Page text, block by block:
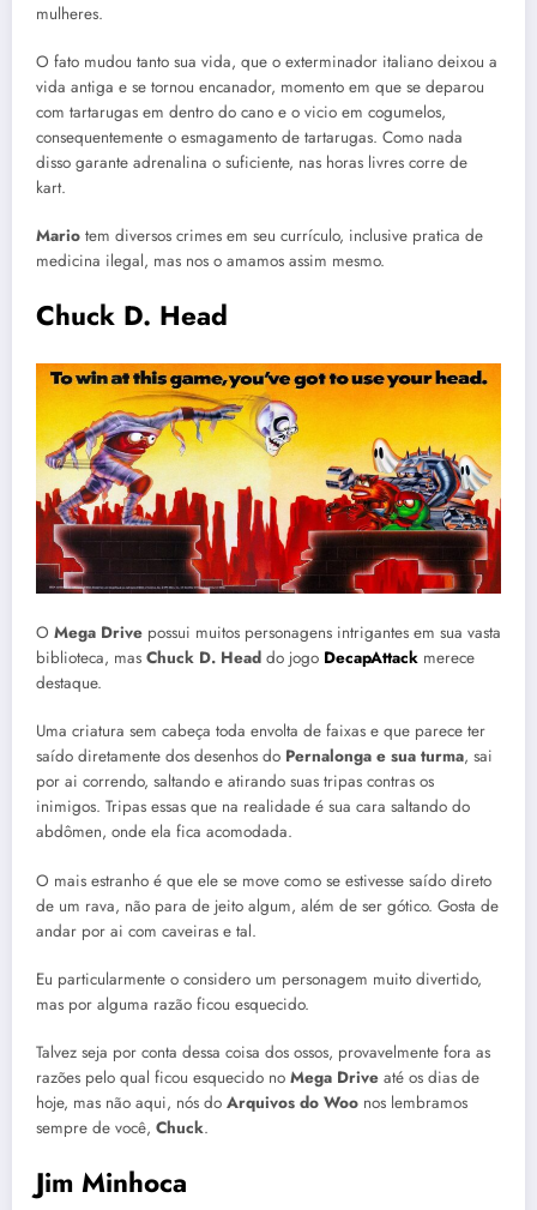
mulheres.
O fato mudou tanto sua vida, que o exterminador italiano deixou a
vida antiga e se tornou encanador, momento em que se deparou
com tartarugas em dentro do cano e o vicio em cogumelos,
consequentemente o esmagamento de tartarugas. Como nada
disso garante adrenalina o suficiente, nas horas livres corre de
kart.
Mario tem diversos crimes em seu currículo, inclusive pratica de
medicina ilegal, mas nos o amamos assim mesmo.
Chuck D. Head
O Mega Drive possui muitos personagens intrigantes em sua vasta
biblioteca, mas Chuck D. Head do jogo DecapAttack merece
destaque.
Uma criatura sem cabeça toda envolta de faixas e que parece ter
saído diretamente dos desenhos do Pernalonga e sua turma, sai
por ai correndo, saltando e atirando suas tripas contras os
inimigos. Tripas essas que na realidade é sua cara saltando do
abdômen, onde ela fica acomodada.
O mais estranho é que ele se move como se estivesse saído direto
de um rava, não para de jeito algum, além de ser gótico. Gosta de
andar por ai com caveiras e tal.
Eu particularmente o considero um personagem muito divertido,
mas por alguma razão ficou esquecido.
Talvez seja por conta dessa coisa dos ossos, provavelmente fora as
razões pelo qual ficou esquecido no Mega Drive até os dias de
hoje, mas não aqui, nós do Arquivos do Woo nos lembramos
sempre de você, Chuck.
Jim Minhoca